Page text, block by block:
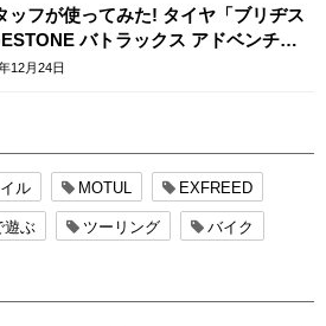
ッフが使ってみた! タイヤ「ブリヂス
バトラックス アドベンチャ
ュラン / MICHELIN アナキーアドベ
12月24日
ル MOTUL EXFREED
遊ぶ ツーリング バイク